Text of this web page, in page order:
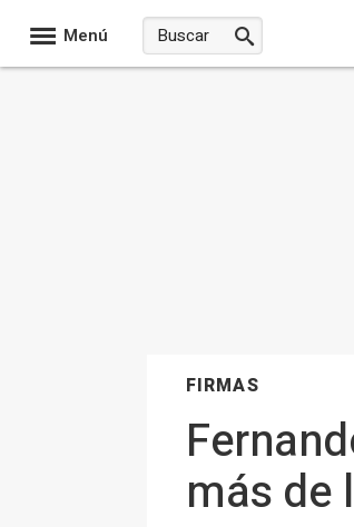
Menú
FIRMAS
más de